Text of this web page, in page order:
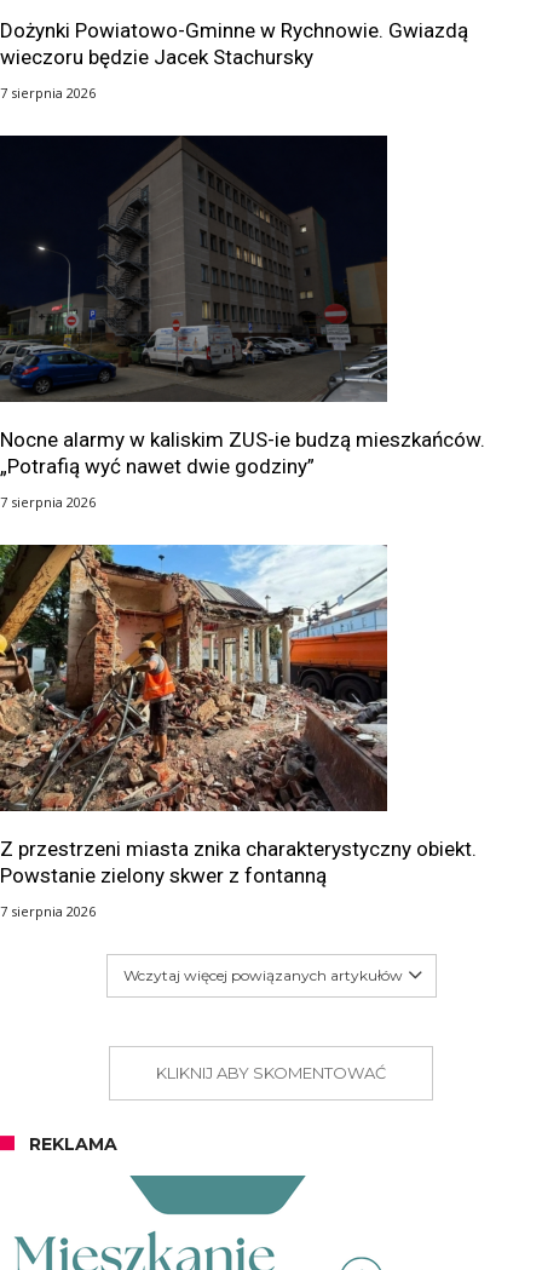
Dożynki Powiatowo-Gminne w Rychnowie. Gwiazdą
wieczoru będzie Jacek Stachursky
7 sierpnia 2026
Nocne alarmy w kaliskim ZUS-ie budzą mieszkańców.
„Potrafią wyć nawet dwie godziny”
7 sierpnia 2026
Z przestrzeni miasta znika charakterystyczny obiekt.
Powstanie zielony skwer z fontanną
7 sierpnia 2026
Wczytaj więcej powiązanych artykułów
KLIKNIJ ABY SKOMENTOWAĆ
REKLAMA